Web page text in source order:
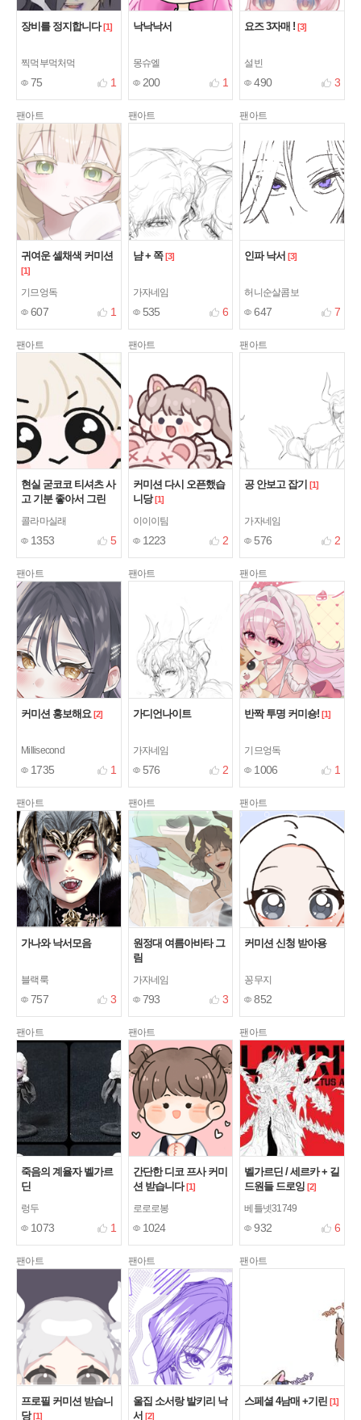
장비를 정지합니다 [1]
찍먹부먹처먹
75 1
낙낙낙서
몽슈엘
200 1
요즈 3자매 ! [3]
설빈
490 3
팬아트
귀여운 셀채색 커미션
[1]
기므엉독
607 1
팬아트
냠 + 쪽 [3]
가자네임
535 6
팬아트
인파 낙서 [3]
허니순살콤보
647 7
팬아트
현실 굳코코 티셔츠 사
고 기분 좋아서 그린
콜라마실래
1353 5
팬아트
커미션 다시 오픈했습
니당 [1]
이이이팀
1223 2
팬아트
공 안보고 잡기 [1]
가자네임
576 2
팬아트
커미션 홍보해요 [2]
Millisecond
1735 1
팬아트
가디언나이트
가자네임
576 2
팬아트
반짝 투명 커미숑! [1]
기므엉독
1006 1
팬아트
가나와 낙서모음
블랙룩
757 3
팬아트
원정대 여름아바타 그
림
가자네임
793 3
팬아트
커미션 신청 받아용
꽁무지
852
팬아트
죽음의 계율자 벨가르
딘
렁두
1073 1
팬아트
간단한 디코 프사 커미
션 받습니다 [1]
로로로봉
1024
팬아트
벨가르딘 / 세르카 + 길
드원들 드로잉 [2]
베틀넷31749
932 6
팬아트
프로필 커미션 받습니
당 [1]
팬아트
울집 소서랑 발키리 낙
서 [2]
팬아트
스페셜 4남매 +기린 [1]